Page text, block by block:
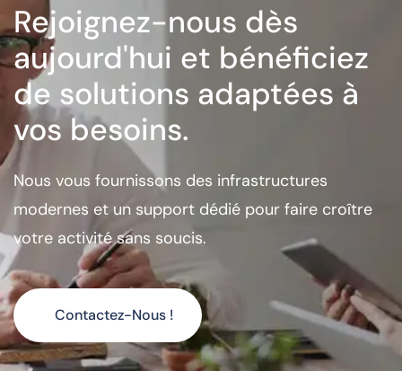
Rejoignez-nous dès
aujourd'hui et bénéficiez
de solutions adaptées à
vos besoins.
Nous vous fournissons des infrastructures
modernes et un support dédié pour faire croître
votre activité sans soucis.
Contactez-Nous !